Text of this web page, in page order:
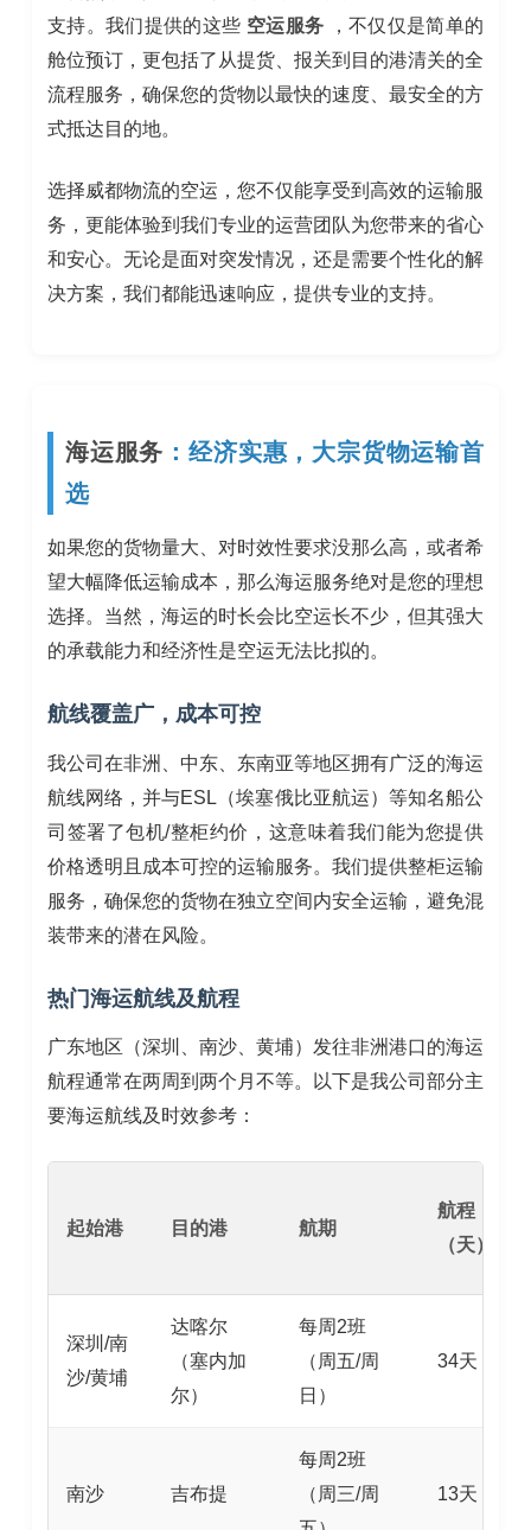
支持。我们提供的这些 空运服务
，不仅仅是简单的
舱位预订，更包括了从提货、报关到目的港清关的全
流程服务，确保您的货物以最快的速度、最安全的方
式抵达目的地。
选择威都物流的空运，您不仅能享受到高效的运输服
务，更能体验到我们专业的运营团队为您带来的省心
和安心。无论是面对突发情况，还是需要个性化的解
决方案，我们都能迅速响应，提供专业的支持。
海运服务 ：经济实惠，大宗货物运输首
选
如果您的货物量大、对时效性要求没那么高，或者希
望大幅降低运输成本，那么海运服务绝对是您的理想
选择。当然，海运的时长会比空运长不少，但其强大
的承载能力和经济性是空运无法比拟的。
航线覆盖广，成本可控
我公司在非洲、中东、东南亚等地区拥有广泛的海运
航线网络，并与ESL（埃塞俄比亚航运）等知名船公
司签署了包机/整柜约价，这意味着我们能为您提供
价格透明且成本可控的运输服务。我们提供整柜运输
服务，确保您的货物在独立空间内安全运输，避免混
装带来的潜在风险。
热门海运航线及航程
广东地区（深圳、南沙、黄埔）发往非洲港口的海运
航程通常在两周到两个月不等。以下是我公司部分主
要海运航线及时效参考：
起始港 目的港 航期
航程
（天）
深圳/南
沙/黄埔
达喀尔
（塞内加
尔）
每周2班
（周五/周
日）
34天
南沙 吉布提
每周2班
（周三/周
13天